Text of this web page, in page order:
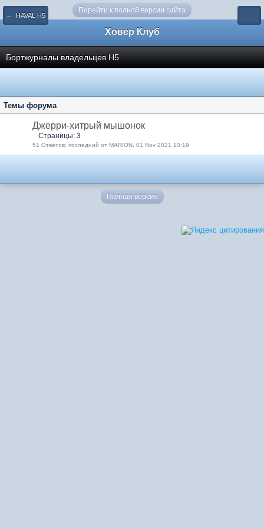
Перейти к полной версии сайта
← HAVAL H5
Ховер Клуб
Бортжурналы владельцев Н5
Темы форума
Джерри-хитрый мышонок
Страницы: 3
51 Ответов: последний от MARION, 01 Nov 2021 10:19
Полная версия